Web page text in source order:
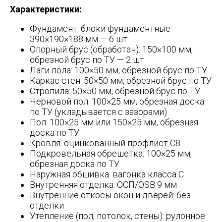
Характеристики:
Фундамент: блоки фундаментные
390×190×188 мм — 6 шт
Опорный брус (обработан): 150×100 мм,
обрезной брус по ТУ — 2 шт
Лаги пола: 100×50 мм, обрезной брус по ТУ
Каркас стен: 50×50 мм, обрезной брус по ТУ
Стропила: 50×50 мм, обрезной брус по ТУ
Черновой пол: 100×25 мм, обрезная доска
по ТУ (укладывается с зазорами)
Пол: 100×25 мм или 150×25 мм, обрезная
доска по ТУ
Кровля: оцинкованный профлист С8
Подкровельная обрешетка: 100×25 мм,
обрезная доска по ТУ
Наружная обшивка: вагонка класса С
Внутренняя отделка: ОСП/OSB 9 мм
Внутренние откосы окон и дверей: без
отделки
Утепление (пол, потолок, стены): рулонное